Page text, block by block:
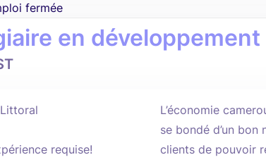
fermée
en
requise!
L’économie
se bondé d’un
clients de pouvoir